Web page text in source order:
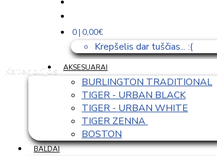
0 | 0,00€
Krepšelis dar tuščias... :(
Kategorijos
AKSESUARAI
BURLINGTON TRADITIONAL
TIGER - URBAN BLACK
TIGER - URBAN WHITE
TIGER ZENNA
BOSTON
BALDAI